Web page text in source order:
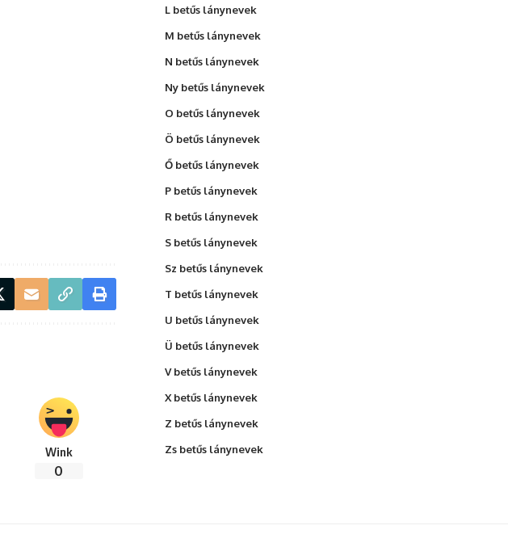
Wink
0
L betűs lánynevek
M betűs lánynevek
N betűs lánynevek
Ny betűs lánynevek
O betűs lánynevek
Ö betűs lánynevek
Ő betűs lánynevek
P betűs lánynevek
R betűs lánynevek
S betűs lánynevek
Sz betűs lánynevek
T betűs lánynevek
U betűs lánynevek
Ü betűs lánynevek
V betűs lánynevek
X betűs lánynevek
Z betűs lánynevek
Zs betűs lánynevek